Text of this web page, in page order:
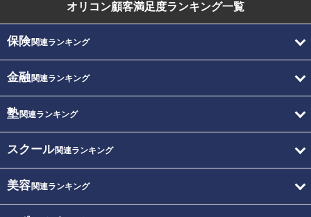
オリコン顧客満足度ランキング一覧
保険関連ランキング
金融関連ランキング
塾関連ランキング
スクール関連ランキング
美容関連ランキング